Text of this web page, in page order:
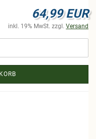
64,99 EUR
inkl. 19% MwSt. zzgl. Versand